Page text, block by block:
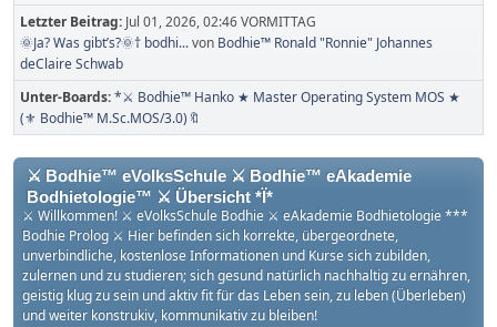
Letzter Beitrag: Jul 01, 2026, 02:46 VORMITTAG
🌞Ja? Was gibt’s?🌞† bodhi...von Bodhie™ Ronald "Ronnie" Johannes
deClaire Schwab
Unter-Boards *⚔ Bodhie™ Hanko ★ Master Operating System MOS ★
(⚜ Bodhie™ M.Sc.MOS/3.0)🔖
⚔ Bodhie™ eVolksSchule ⚔ Bodhie™ eAkademie
Bodhietologie™ ⚔ Übersicht *Ï*
⚔ Willkommen! ⚔ eVolksSchule Bodhie ⚔ eAkademie Bodhietologie ***
Bodhie Prolog ⚔ Hier befinden sich korrekte, übergeordnete,
unverbindliche, kostenlose Informationen und Kurse sich zubilden,
zulernen und zu studieren; sich gesund natürlich nachhaltig zu ernähren,
geistig klug zu sein und aktiv fit für das Leben sein, zu leben (Überleben)
und weiter konstrukiv, kommunikativ zu bleiben!